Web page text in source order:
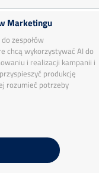
Marketingu
zespołów
chcą wykorzystywać AI do
i realizacji kampanii i
produkcję
rozumieć potrzeby